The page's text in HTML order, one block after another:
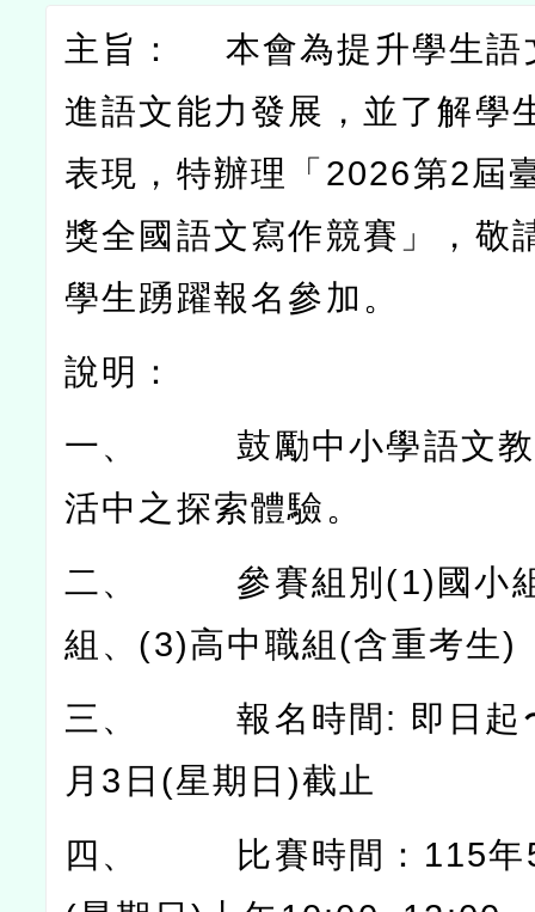
主旨：
本會為提升學生
進語文能力發展，並了解學
表現，特辦理「 2026第2屆
獎全國語文寫作競賽」，敬
學生踴躍報名參加。
說明：
一、
鼓勵中小學語文
活中之探索體驗。
二、
參賽組別 (1) 國小
組、 (3)高中職組 (含重考生)
三、
報名時間 : 即日起
月 3 日 (星期日 )截止
四、
比賽時間： 115年